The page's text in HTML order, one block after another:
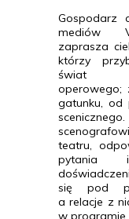
Gospodarz
mediów
zaprasza
którzy
operowego;
gatunku, od
teatru,
się pod
a relacje z
w programie